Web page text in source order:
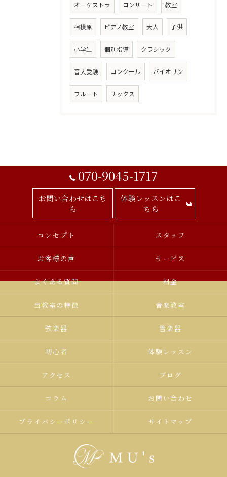
オーケストラ コンサート 教室
相模原 ピアノ教室 大人 子供
小学生 個別指導 クラシック
音大受験 コンクール バイオリン
フルート サックス
070-9045-1717
お問い合わせはこち
ら
体験レッスンはこ
ちら
コンセプト スタッフ
お客様の声 サービス
よくある質問 料金
当教室の特徴 音楽教室
弦楽器 管楽器
初心者 体験レッスン
アクセス ブログ
コラム お問い合わせ
プライバシーポリシー サイトマップ